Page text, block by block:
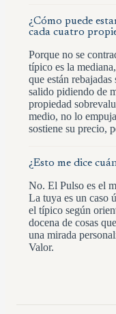
¿Cómo puede
cada cuatro
Porque no se
típico es la
que están
salido pidiendo de
propiedad
medio, no lo
sostiene su precio,
¿Esto me dice
No. El Pulso es el
La tuya es un caso
el típico según
docena de cosas
una mirada
Valor.